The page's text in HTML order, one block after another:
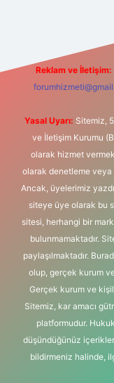
Reklam ve İletişim:
Yasal Uyarı: Sitemiz,
ve İletişim Kurumu
olarak hizmet
olarak denetleme veya
Ancak, üyelerimiz
siteye üye olarak bu
sitesi, herhangi bir
bulunmamaktadır.
paylaşılmaktadır.
olup, gerçek kurum
Gerçek kurum ve
Sitemiz, kar amacı
platformudur.
düşündüğünüz
bildirmeniz halinde,